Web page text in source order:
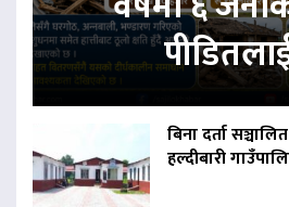
बिना दर्ता
हल्दीबारी